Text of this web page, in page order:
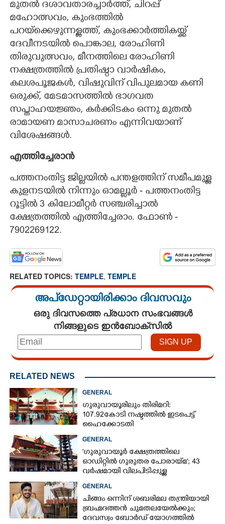
മുതൽ ദശാവതാരച്ചാർത്ത്, ചിറപ്പ്
മഹോത്സവം, കുംഭത്തിൽ
പറയ്ക്കെഴുന്നള്ളത്ത്, കുംഭക്കാർത്തികയ്ക്ക്
ദേവീനടയിൽ പൊങ്കാല, രോഹിണി
തിരുവുത്സവം, മീനത്തിലെ രോഹിണി
നക്ഷത്രത്തിൽ പ്രതിഷ്ഠാ വാർഷികം,
കലശപൂജകൾ, വിഷുവിന് വിപുലമായ കണി
ഒരുക്ക്, മേടമാസത്തിൽ ഭാഗവത
സപ്താഹയജ്ഞം, കർക്കിടകം ഒന്നു മുതൽ
രാമായണ മാസാചരണം എന്നിവയാണ്
വിശേഷങ്ങൾ.
എത്തിച്ചേരാൻ
പത്തനംതിട്ട ജില്ലയിൽ പന്തള​ത്തിന് സമീപമുള്ള
കുളനടയിൽ നിന്നും ഓമല്ലൂർ -​ പത്തനംതിട്ട
റൂട്ടിൽ 3 കി​ലോ​മീറ്റർ സഞ്ചരിച്ചാൽ
ക്ഷേത്രത്തിൽ എത്തിച്ചേരാം. ഫോൺ -
7902269122.
RELATED TOPICS: TEMPLE, TEMPLE
അപ്ഡേറ്റായിരിക്കാം ദിവസവും
ഒരു ദിവസത്തെ പ്രധാന സംഭവങ്ങൾ
നിങ്ങളുടെ ഇൻബോക്സിൽ
RELATED NEWS
GENERAL
ഗുരുവായൂരിലും തിരിമറി:
107.92 കോടി നഷ്ടത്തിൽ ഇടപെട്ട്
ഹൈക്കോടതി
GENERAL
'ഗുരുവായൂർ ക്ഷേത്രത്തിലെ
ഓഡിറ്റിൽ ഗുരുതര പോരായ്മ'; 43
വർഷമായി വിലപിടിപ്പുള്ള
നടത്തിയിട്ടില്ലെന്ന് ഹൈക്കോടതി
GENERAL
ചിങ്ങം ഒന്നിന് ശബരിമല തന്ത്രിയായി
ബ്രഹ്മദത്തൻ ചുമതലയേൽക്കും;
ദേവസ്വം ബോർഡ് യോഗത്തിൽ